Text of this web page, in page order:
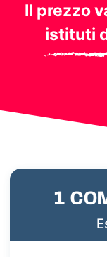
Il prezzo
istituti
1